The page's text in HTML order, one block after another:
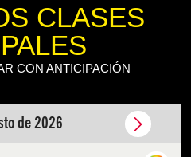
CLASES
CON ANTICIPACIÓN